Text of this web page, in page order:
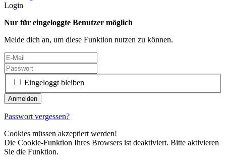
Login
Nur für eingeloggte Benutzer möglich
Melde dich an, um diese Funktion nutzen zu können.
Eingeloggt bleiben
Passwort vergessen?
Cookies müssen akzeptiert werden!
Die Cookie-Funktion Ihres Browsers ist deaktiviert. Bitte aktivieren
Sie die Funktion.